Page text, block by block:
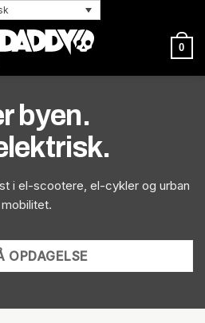
0
byen.
i el-scootere, el-cykler og urban
mobilitet.
OPDAGELSE